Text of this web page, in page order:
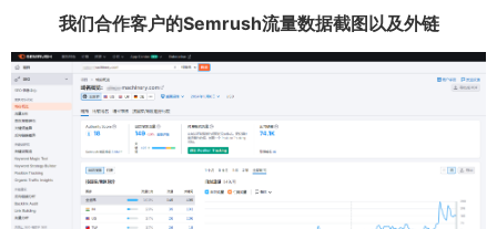
我们合作客户的Semrush流量数据截图以及外链